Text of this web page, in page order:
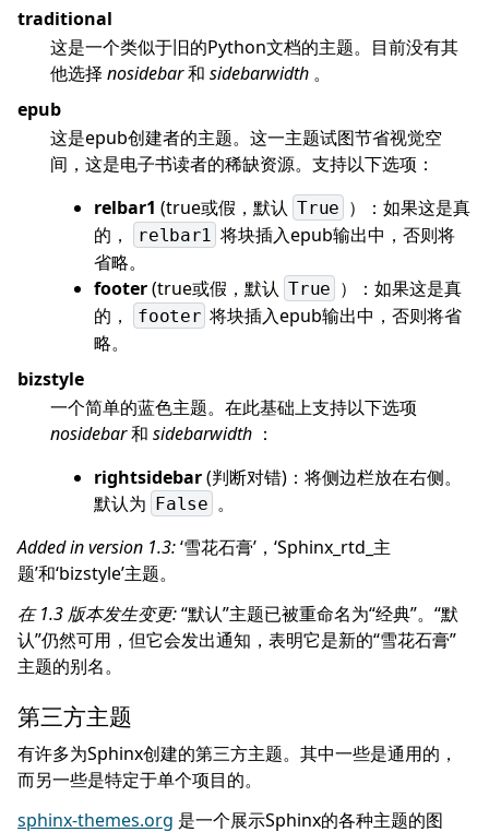
traditional
这是一个类似于旧的Python文档的主题。目前没有其
他选择 nosidebar和 sidebarwidth 。
epub
这是epub创建者的主题。这一主题试图节省视觉空
间，这是电子书读者的稀缺资源。支持以下选项：
relbar1 (true或假，默认 True ）：如果这是真
的，
relbar1 将块插入epub输出中，否则将
省略。
footer(true或假，默认 True ）：如果这是真
的，
footer 将块插入epub输出中，否则将省
略。
bizstyle
一个简单的蓝色主题。在此基础上支持以下选项
nosidebar和 sidebarwidth ：
rightsidebar(判断对错)：将侧边栏放在右侧。
默认为 False 。
Added in version 1.3:‘雪花石膏’，‘Sphinx_rtd_主
题’和‘bizstyle’主题。
在 1.3 版本发生变更:“默认”主题已被重命名为“经典”。“默
认”仍然可用，但它会发出通知，表明它是新的“雪花石膏”
主题的别名。
第三方主题
有许多为Sphinx创建的第三方主题。其中一些是通用的，
而另一些是特定于单个项目的。
sphinx-themes.org 是一个展示Sphinx的各种主题的图